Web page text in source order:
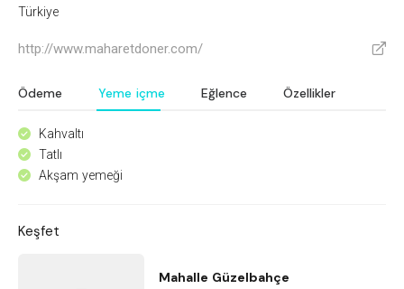
Türkiye
http://www.maharetdoner.com/ V
Ödeme Yeme içme Eğlence Özellikler
^ Kahvaltı
^ Tatlı
^ Akşam yemeği
Keşfet
Mahalle Güzelbahçe